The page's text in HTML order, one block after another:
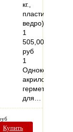
кг.,
пластиковое
ведро)
1
505,00
руб
1
акриловый
герметик
для…
Купить